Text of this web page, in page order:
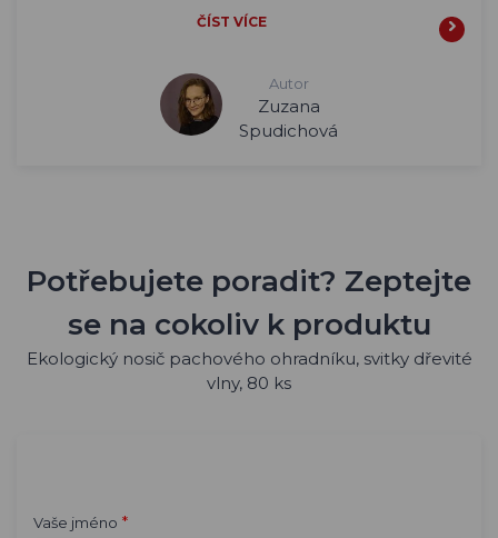
ČÍST VÍCE
Autor
Zuzana
Spudichová
Potřebujete poradit? Zeptejte
se na cokoliv k produktu
Ekologický nosič pachového ohradníku, svitky dřevité
vlny, 80 ks
Vaše jméno *